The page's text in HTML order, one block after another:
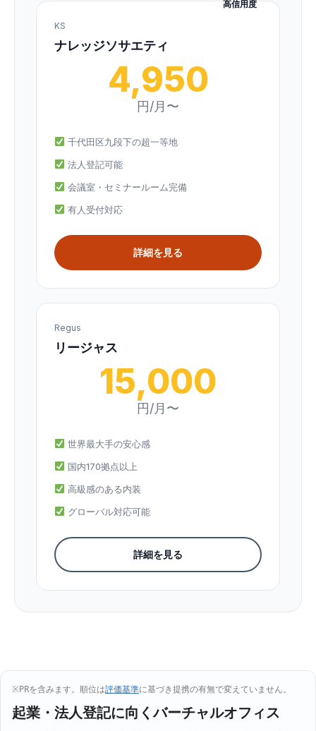
高信用度
KS
ナレッジソサエティ
4,950
円/月〜
千代田区九段下の超一等地
法人登記可能
会議室・セミナールーム完備
有人受付対応
詳細を見る
Regus
リージャス
15,000
円/月〜
世界最大手の安心感
国内170拠点以上
高級感のある内装
グローバル対応可能
詳細を見る
※PRを含みます。順位は評価基準に基づき提携の有無で変えていません。
起業・法人登記に向くバーチャルオフィス